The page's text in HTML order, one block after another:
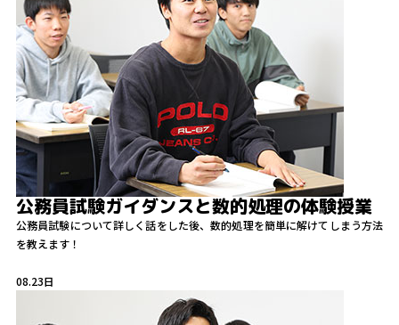
公務員試験ガイダンスと数的処理の体験授業
公務員試験について詳しく話をした後、数的処理を簡単に解けてしまう方法
を教えます！
08.23日